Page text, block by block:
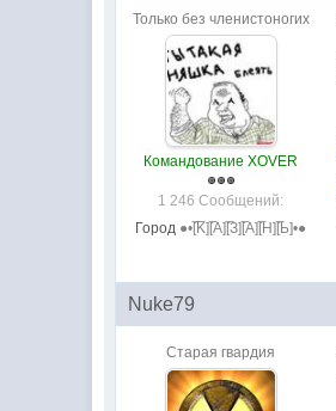
Только без членистоногих
Командование XOVER
1 246 Сообщений:
Город ●•[̅K̅][̅А][̅З][̅А][̅Н][̅Ь]•●
Nuke79
Старая гвардия